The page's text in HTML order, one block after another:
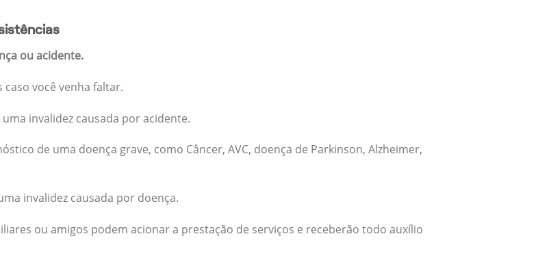
ou acidente.
caso você venha faltar.
invalidez causada por acidente.
de uma doença grave, como Câncer, AVC, doença de Parkinson, Alzheimer,
invalidez causada por doença.
ou amigos podem acionar a prestação de serviços e receberão todo auxílio